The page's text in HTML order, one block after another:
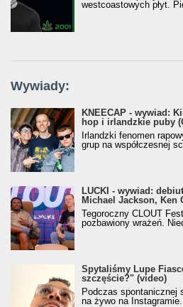
westcoastowych płyt.
Wywiady:
KNEECAP - wywiad:
hop i irlandzkie puby
Irlandzki fenomen
grup na współczesnej
LUCKI - wywiad:
Michael Jackson, Ken
Tegoroczny CLOUT
pozbawiony wrażeń.
Spytaliśmy Lupe
szczęście?" (video)
Podczas spontanicznej
na żywo na Instagramie...